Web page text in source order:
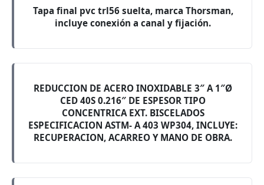
Tapa final pvc trl56 suelta, marca Thorsman,
incluye conexión a canal y fijación.
REDUCCION DE ACERO INOXIDABLE 3″ A 1″Ø
CED 40S 0.216″ DE ESPESOR TIPO
CONCENTRICA EXT. BISCELADOS
ESPECIFICACION ASTM- A 403 WP304, INCLUYE:
RECUPERACION, ACARREO Y MANO DE OBRA.